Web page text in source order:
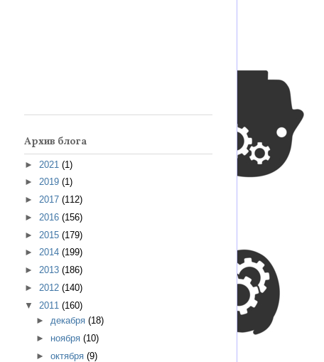
Архив блога
► 2021 (1)
► 2019 (1)
► 2017 (112)
► 2016 (156)
► 2015 (179)
► 2014 (199)
► 2013 (186)
► 2012 (140)
▼ 2011 (160)
► декабря (18)
► ноября (10)
► октября (9)